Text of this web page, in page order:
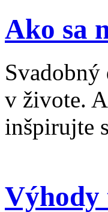
Ako sa
v živote.
inšpirujte
Výhody